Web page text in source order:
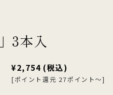
5,000円以上
3本入
¥2,754 (税込)
[ポイント還元 27ポイント～]